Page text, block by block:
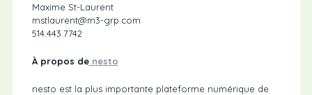
Maxime St-Laurent
mstlaurent@m3-grp.com
514.443.7742
À propos denesto
nesto est la plus importante plateforme numérique de